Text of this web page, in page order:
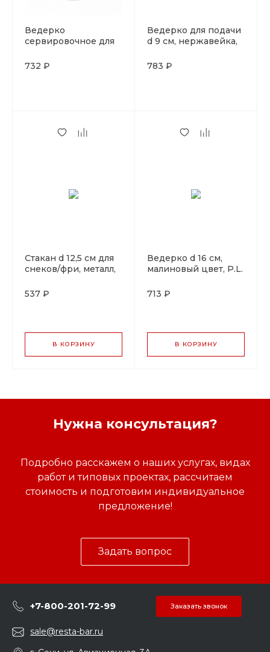
Ведерко
сервировочное для
см, P.L. Proff Cuisine
732 ₽
Ведерко для подачи
d 9 см, нержавейка,
783 ₽
Стакан d 12,5 см для
снеков/фри, металл,
537 ₽
В КОРЗИНУ
Ведерко d 16 см,
малиновый цвет, P.L.
713 ₽
В КОРЗИНУ
Нужна консультация?
Подробно расскажем о наших услугах, видах
работ и типовых проектах, рассчитаем
стоимость и подготовим индивидуальное
предложение!
Задать вопрос
+7-800-201-72-99 Заказать звонок
sale@resta-bar.ru